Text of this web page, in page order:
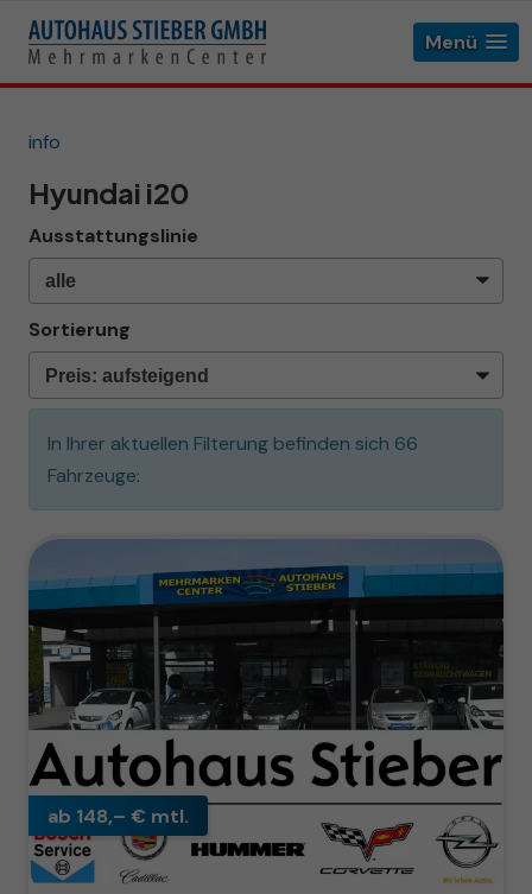
Menü
info
Hyundai i20
Ausstattungslinie
Sortierung
In Ihrer aktuellen Filterung befinden sich 66
Fahrzeuge:
ab 148,– € mtl.